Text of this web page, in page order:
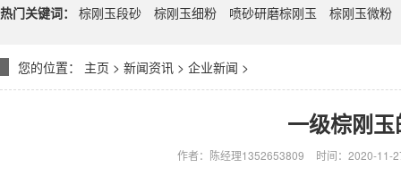
热门关键词： 棕刚玉段砂 棕刚玉细粉 喷砂研磨棕刚玉 棕刚玉微粉
您的位置： 主页 > 新闻资讯 > 企业新闻 >
一级棕刚
作者：陈经理1352653809 时间：2020-11-